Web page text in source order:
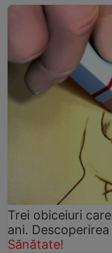
Trei obiceiuri
ani.
Sănătate!